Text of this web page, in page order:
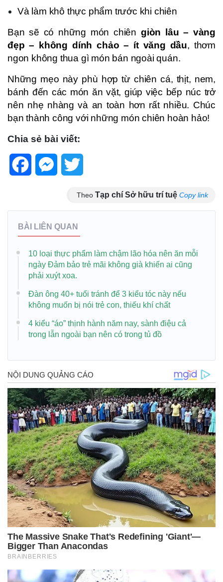
Và làm khô thực phẩm trước khi chiên
Bạn sẽ có những món chiên giòn lâu – vàng
đẹp – không dính chảo – ít văng dầu, thơm
ngon không thua gì món bán ngoài quán.
Những mẹo này phù hợp từ chiên cá, thịt, nem,
bánh đến các món ăn vặt, giúp việc bếp núc trở
nên nhẹ nhàng và an toàn hơn rất nhiều. Chúc
bạn thành công với những món chiên hoàn hảo!
Chia sẻ bài viết:
FacebookMessenger
Theo Tạp chí Sở hữu trí tuệ Copy link
BÀI LIÊN QUAN
10 loại thực phẩm làm chậm lão hóa nên ăn mỗi
ngày Đảm bảo trẻ mãi không già khiến ai cũng
phải xuýt xoa.
Đàn ông 40+ tuổi tránh để 3 kiểu tóc này nếu
không muốn bị nói trẻ con, thiếu khí chất
4 kiểu “áo” thịnh hành năm nay, sành điệu cả
trong lẫn ngoài bạn nên có trong tủ đồ